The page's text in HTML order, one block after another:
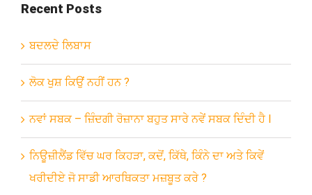
Recent Posts
ਬਦਲਦੇ ਲਿਬਾਸ
ਲੋਕ ਖੁਸ਼ ਕਿਉਂ ਨਹੀਂ ਹਨ ?
ਨਵਾਂ ਸਬਕ – ਜ਼ਿੰਦਗੀ ਰੋਜ਼ਾਨਾ ਬਹੁਤ ਸਾਰੇ ਨਵੇਂ ਸਬਕ ਦਿੰਦੀ ਹੈ l
ਨਿਊਜ਼ੀਲੈਂਡ ਵਿੱਚ ਘਰ ਕਿਹੜਾ, ਕਦੋਂ, ਕਿੱਥੇ, ਕਿੰਨੇ ਦਾ ਅਤੇ ਕਿਵੇਂ
ਖਰੀਦੀਏ ਜੋ ਸਾਡੀ ਆਰਥਿਕਤਾ ਮਜ਼ਬੂਤ ਕਰੇ ?